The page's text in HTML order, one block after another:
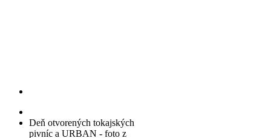
Deň otvorených tokajských
pivníc a URBAN - foto z